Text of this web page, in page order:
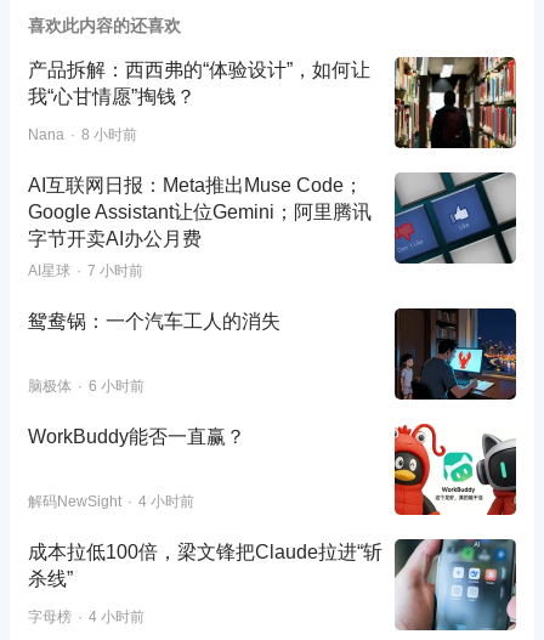
喜欢此内容的还喜欢
产品拆解：西西弗的“体验设计”，如何让
我“心甘情愿”掏钱？
Nana 8 小时前
AI互联网日报：Meta推出Muse Code；
Google Assistant让位Gemini；阿里腾讯
字节开卖AI办公月费
AI星球 7 小时前
鸳鸯锅：一个汽车工人的消失
脑极体 6 小时前
WorkBuddy能否一直赢？
解码NewSight 4 小时前
成本拉低100倍，梁文锋把Claude拉进“斩
杀线”
字母榜 4 小时前